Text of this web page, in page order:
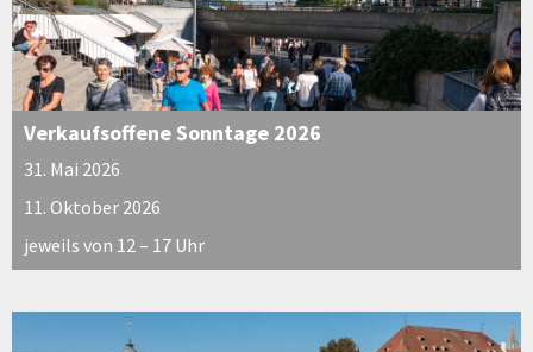
Verkaufsoffene Sonntage 2026
31. Mai 2026
11. Oktober 2026
jeweils von 12 – 17 Uhr